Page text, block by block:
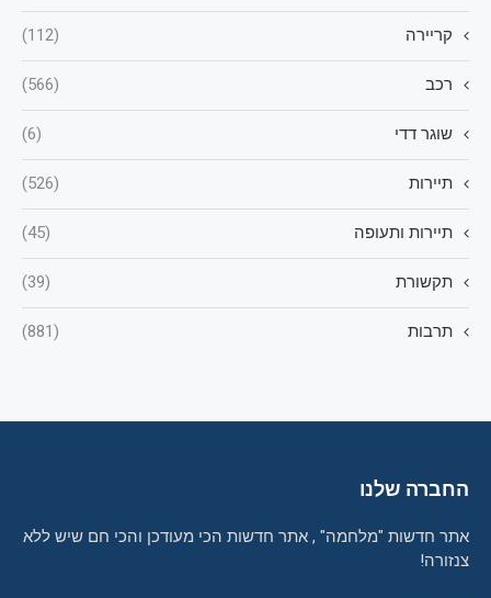
קריירה (112)
רכב (566)
שוגר דדי (6)
תיירות (526)
תיירות ותעופה (45)
תקשורת (39)
תרבות (881)
החברה שלנו
אתר חדשות "מלחמה" , אתר חדשות הכי מעודכן והכי חם שיש ללא
צנזורה!